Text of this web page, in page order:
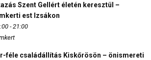
Szent Gellért életén keresztül –
est Izsákon
- 21:00
féle családállítás Kiskőrösön – önismereti